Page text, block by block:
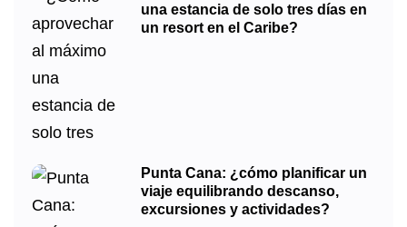
una estancia de solo tres días en
un resort en el Caribe?
Punta Cana: ¿cómo planificar un
viaje equilibrando descanso,
excursiones y actividades?